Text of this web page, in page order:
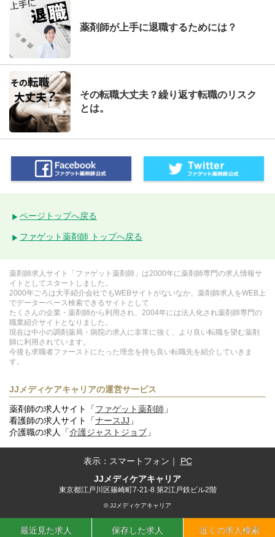
薬剤師が上手に退職するためには？
その転職大丈夫？繰り返す転職のリスク
とは。
ページトップへ戻る
ファゲット薬剤師 トップへ戻る
薬剤師求人サイト「ファゲット薬剤師」は2000年に薬剤師専門の求人情報サ
イトとしてスタートしました。
2000年ごろは大手紹介会社でもWEBサイトがないなか、薬剤師求人をWEB上
でデーターベース検索できるサイトとして
たくさんの企業・薬剤師から利用され、2004年には法人化され薬剤師専門の
職業紹介サイトとなりました。
現在は中小の調剤薬局・病院の求人に非常に強く、より良い転職を望む薬剤
師に利用されています。
今後も求職者ファーストにたった理念を持ち良い転職先を紹介していきま
す。
JJメディケアキャリアの運営サービス
薬剤師の求人サイト「ファゲット薬剤師 」
看護師の求人サイト「ナースJJ 」
介護職の求人「介護ジャストジョブ 」
表示： スマートフォン ｜ PC
JJメディケアキャリア
東京都江戸川区篠崎町7-21-8 第2江戸鉄ビル2階
© JJメディケアキャリア
最近見た求人 保存した求人 近くの求人検索